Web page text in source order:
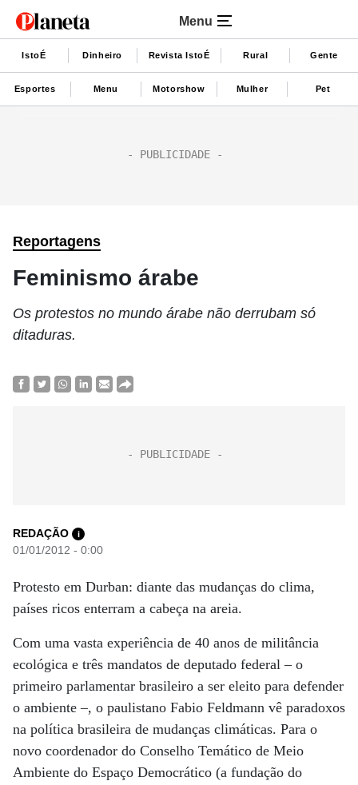
Menu
IstoÉ Dinheiro Revista IstoÉ Rural Gente
Esportes Menu Motorshow Mulher Pet
Reportagens
Feminismo árabe
Os protestos no mundo árabe não derrubam só
ditaduras.
REDAÇÃO i
01/01/2012 - 0:00
Protesto em Durban: diante das mudanças do clima,
países ricos enterram a cabeça na areia.
Com uma vasta experiência de 40 anos de militância
ecológica e três mandatos de deputado federal – o
primeiro parlamentar brasileiro a ser eleito para defender
o ambiente –, o paulistano Fabio Feldmann vê paradoxos
na política brasileira de mudanças climáticas. Para o
novo coordenador do Conselho Temático de Meio
Ambiente do Espaço Democrático (a fundação do